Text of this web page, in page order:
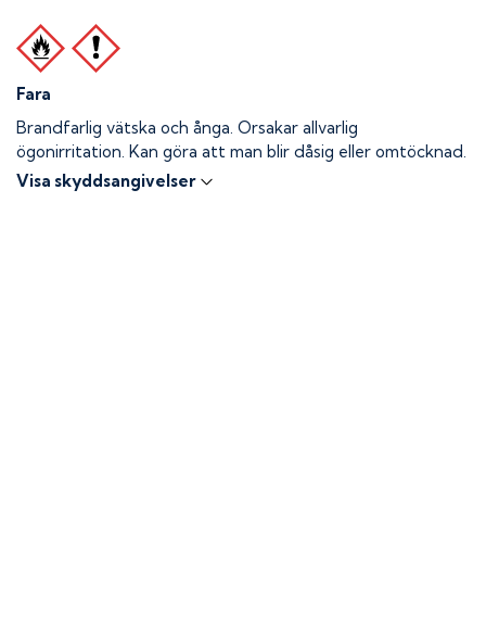
Fara
Brandfarlig vätska och ånga. Orsakar allvarlig
ögonirritation. Kan göra att man blir dåsig eller omtöcknad.
Visa skyddsangivelser